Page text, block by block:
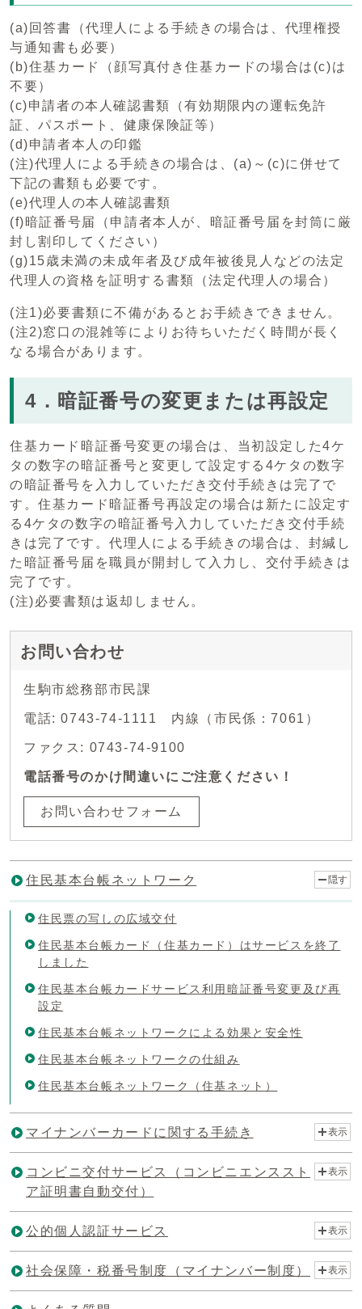
(a)回答書（代理人による手続きの場合は、代理権授
与通知書も必要）
(b)住基カード（顔写真付き住基カードの場合は(c)は
不要）
(c)申請者の本人確認書類（有効期限内の運転免許
証、パスポート、健康保険証等）
(d)申請者本人の印鑑
(注)代理人による手続きの場合は、(a)～(c)に併せて
下記の書類も必要です。
(e)代理人の本人確認書類
(f)暗証番号届（申請者本人が、暗証番号届を封筒に厳
封し割印してください）
(g)15歳未満の未成年者及び成年被後見人などの法定
代理人の資格を証明する書類（法定代理人の場合）
(注1)必要書類に不備があるとお手続きできません。
(注2)窓口の混雑等によりお待ちいただく時間が長く
なる場合があります。
4．暗証番号の変更または再設定
住基カード暗証番号変更の場合は、当初設定した4ケ
タの数字の暗証番号と変更して設定する4ケタの数字
の暗証番号を入力していただき交付手続きは完了で
す。住基カード暗証番号再設定の場合は新たに設定す
る4ケタの数字の暗証番号入力していただき交付手続
きは完了です。代理人による手続きの場合は、封緘し
た暗証番号届を職員が開封して入力し、交付手続きは
完了です。
(注)必要書類は返却しません。
お問い合わせ
生駒市総務部市民課
電話: 0743-74-1111 内線（市民係：7061）
ファクス: 0743-74-9100
電話番号のかけ間違いにご注意ください！
お問い合わせフォーム
住民基本台帳ネットワーク 隠す
住民票の写しの広域交付
住民基本台帳カード（住基カード）はサービスを終了
しました
住民基本台帳カードサービス利用暗証番号変更及び再
設定
住民基本台帳ネットワークによる効果と安全性
住民基本台帳ネットワークの仕組み
住民基本台帳ネットワーク（住基ネット）
マイナンバーカードに関する手続き 表示
コンビニ交付サービス（コンビニエンススト
ア証明書自動交付）
表示
公的個人認証サービス 表示
社会保障・税番号制度（マイナンバー制度） 表示